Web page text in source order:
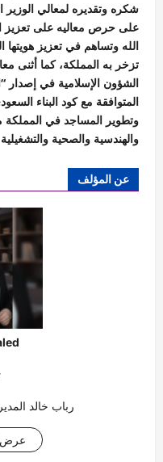
شكره وتقديره لمعالي الوزير
على حرص معاليه على تعزيز
الله وتساهم في تعزيز هويتها
تزخر به المملكة، كما أثنى
الشؤون الإسلامية في إصدار
المتوافقة مع كود البناء
وتطوير المساجد في المملكة
والهندسية والصحية والتشغيلية
عن المؤلف
رباب خالد
عرض